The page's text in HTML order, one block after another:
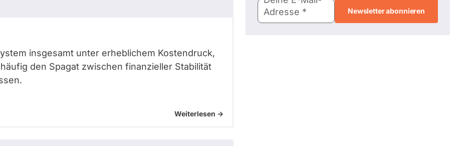
insgesamt unter erheblichem Kostendruck,
den Spagat zwischen finanzieller Stabilität
Weiterlesen ->
Mail-
Adresse
Adresse